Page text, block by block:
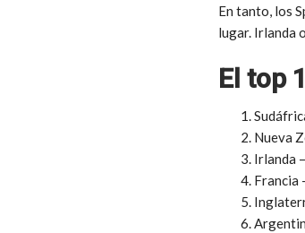
En tanto, los
lugar. Irlanda
El top
Nueva
Irlanda
Francia